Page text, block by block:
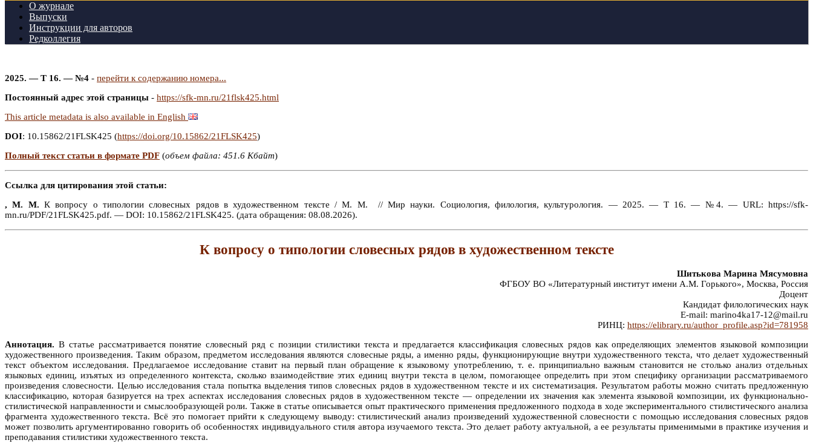
О журнале
Выпуски
Инструкции для авторов
Редколлегия
2025. — Т 16. — №4 - перейти к содержанию номера...
Постоянный адрес этой страницы - https://sfk-mn.ru/21flsk425.html
This article metadata is also available in English
DOI: 10.15862/21FLSK425 (https://doi.org/10.15862/21FLSK425)
Полный текст статьи в формате PDF (объем файла: 451.6 Кбайт)
Ссылка для цитирования этой статьи:
, М. М. К вопросу о типологии словесных рядов в художественном тексте / М. М. // Мир науки. Социология, филология, культурология. — 2025. — Т 16. — №4. — URL: https://sfk-
mn.ru/PDF/21FLSK425.pdf. — DOI: 10.15862/21FLSK425. (дата обращения: 08.08.2026).
К вопросу о типологии словесных рядов в художественном тексте
Шитькова Марина Мясумовна
ФГБОУ ВО «Литературный институт имени А.М. Горького», Москва, Россия
Доцент
Кандидат филологических наук
E-mail: marino4ka17-12@mail.ru
РИНЦ: https://elibrary.ru/author_profile.asp?id=781958
Аннотация. В статье рассматривается понятие словесный ряд с позиции стилистики текста и предлагается классификация словесных рядов как определяющих элементов языковой композиции
художественного произведения. Таким образом, предметом исследования являются словесные ряды, а именно ряды, функционирующие внутри художественного текста, что делает художественный
текст объектом исследования. Предлагаемое исследование ставит на первый план обращение к языковому употреблению, т. е. принципиально важным становится не столько анализ отдельных
языковых единиц, изъятых из определенного контекста, сколько взаимодействие этих единиц внутри текста в целом, помогающее определить при этом специфику организации рассматриваемого
произведения словесности. Целью исследования стала попытка выделения типов словесных рядов в художественном тексте и их систематизация. Результатом работы можно считать предложенную
классификацию, которая базируется на трех аспектах исследования словесных рядов в художественном тексте — определении их значения как элемента языковой композиции, их функционально-
стилистической направленности и смыслообразующей роли. Также в статье описывается опыт практического применения предложенного подхода в ходе экспериментального стилистического анализа
фрагмента художественного текста. Всё это помогает прийти к следующему выводу: стилистический анализ произведений художественной словесности с помощью исследования словесных рядов
может позволить аргументированно говорить об особенностях индивидуального стиля автора изучаемого текста. Это делает работу актуальной, а ее результаты применимыми в практике изучения и
преподавания стилистики художественного текста.